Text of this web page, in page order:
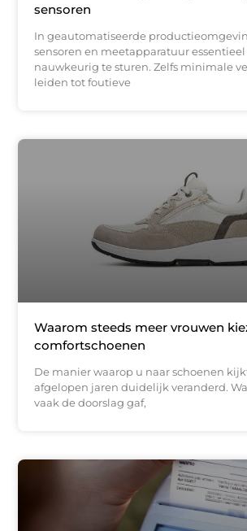
sensoren
In geautomatiseerde
sensoren en meetapparatuur essentieel
nauwkeurig te sturen. Zelfs minimale
leiden tot foutieve
Waarom steeds meer vrouwen
comfortschoenen
De manier waarop u naar schoenen
afgelopen jaren duidelijk veranderd.
vaak de doorslag gaf,